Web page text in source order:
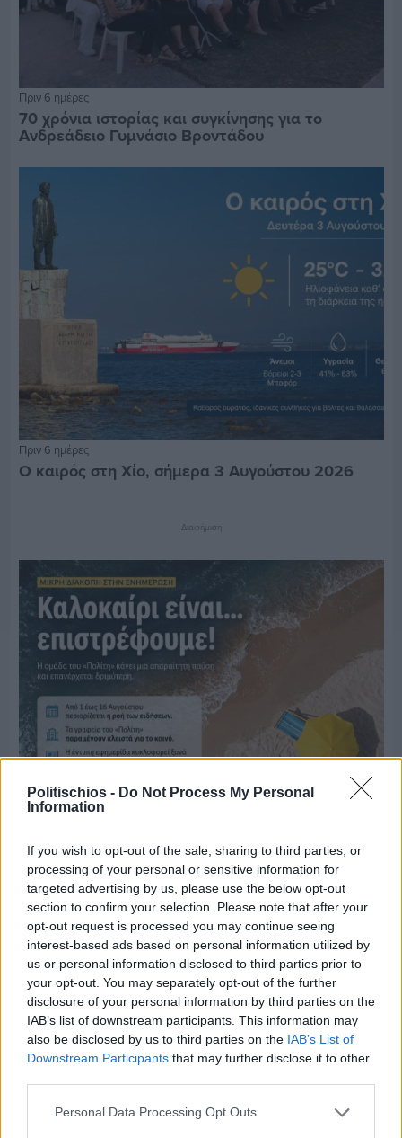
Politischios - Do Not Process My Personal
Information
If you wish to opt-out of the sale, sharing to third parties, or
processing of your personal or sensitive information for
targeted advertising by us, please use the below opt-out
section to confirm your selection. Please note that after your
opt-out request is processed you may continue seeing
interest-based ads based on personal information utilized by
us or personal information disclosed to third parties prior to
your opt-out. You may separately opt-out of the further
disclosure of your personal information by third parties on the
IAB’s list of downstream participants. This information may
also be disclosed by us to third parties on the IAB’s List of
Downstream Participants that may further disclose it to other
Personal Data Processing Opt Outs
Πριν 6 ημέρες
70 χρόνια ιστορίας και συγκίνησης για το
Ανδρεάδειο Γυμνάσιο Βροντάδου
Πριν 6 ημέρες
Ο καιρός στη Χίο, σήμερα 3 Αυγούστου 2026
Διαφήμιση
Πριν 9 ημέρες
Μία μικρή αλλά αναγκαία ανάπαυλα για την
ομάδα του «Πολίτη»